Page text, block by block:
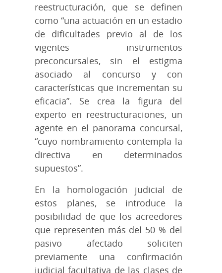
reestructuración, que se definen
como “una actuación en un estadio
de dificultades previo al de los
vigentes instrumentos
preconcursales, sin el estigma
asociado al concurso y con
características que incrementan su
eficacia”. Se crea la figura del
experto en reestructuraciones, un
agente en el panorama concursal,
“cuyo nombramiento contempla la
directiva en determinados
supuestos”.
En la homologación judicial de
estos planes, se introduce la
posibilidad de que los acreedores
que representen más del 50 % del
pasivo afectado soliciten
previamente una confirmación
judicial facultativa de las clases de